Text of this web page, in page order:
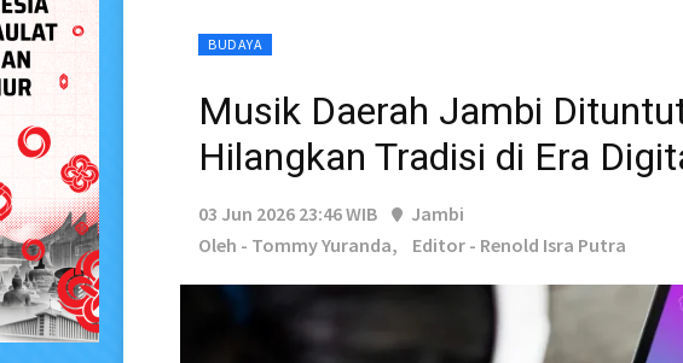
BUDAYA
Musik Daerah Jambi
Hilangkan Tradisi di Era
03 Jun 2026 23:46 WIB
Jambi
Oleh - Tommy Yuranda,
Editor - Renold Isra Putra